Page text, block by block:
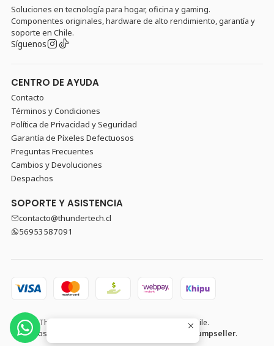
Soluciones en tecnología para hogar, oficina y gaming.
Componentes originales, hardware de alto rendimiento, garantía y
soporte en Chile.
Síguenos
CENTRO DE AYUDA
Contacto
Términos y Condiciones
Política de Privacidad y Seguridad
Garantía de Píxeles Defectuosos
Preguntas Frecuentes
Cambios y Devoluciones
Despachos
SOPORTE Y ASISTENCIA
contacto@thundertech.cl
56953587091
2026 Thundertech PC Gamer y Componentes en Chile.
Todos los derechos reservados.
Desarrollado por Jumpseller.